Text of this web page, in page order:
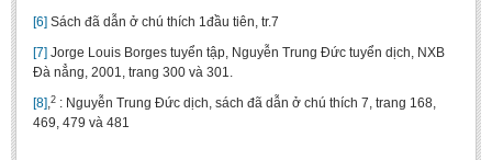
[6] Sách đã dẫn ở chú thích 1đầu tiên, tr.7
[7] Jorge Louis Borges tuyển tập, Nguyễn Trung Đức tuyển dịch, NXB
Đà nẳng, 2001, trang 300 và 301.
[8],2 : Nguyễn Trung Đức dịch, sách đã dẫn ở chú thích 7, trang 168,
469, 479 và 481